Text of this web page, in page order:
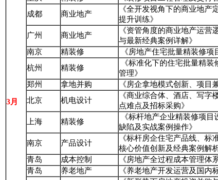
3月
成都
商业地产
《全开发视角下的商业地
提升训练》
广州
商业地产
《资管角度的商业地产运
与最新经典案例详解》
南京
精装修
《房地产住宅批量精装修项
杭州
精装修
《标准化下的住宅批量精
管理》
郑州
拿地并购
《房企拿地模式创新、项目
北京
机电设计
《商业综合体、酒店、写
点难点及招标采购》
上海
精装修
《标杆地产企业精装修项
缺陷及实战案例操作》
南京
产品设计
《标杆房企住宅产品线、
核心价值创新及经典案例解
青岛
成本控制
《房地产全过程成本管理体
青岛
养老地产
《养老地产开发运营及国内